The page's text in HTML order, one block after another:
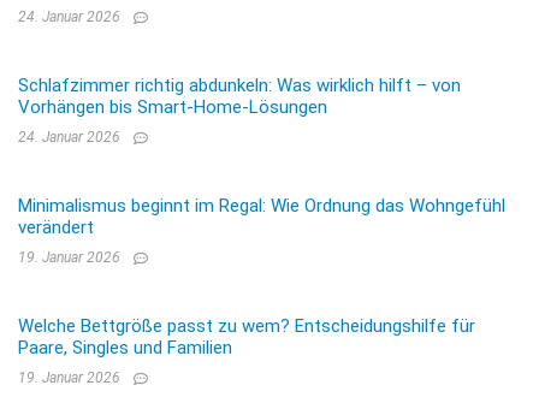
24. Januar 2026
Schlafzimmer richtig abdunkeln: Was wirklich hilft – von
Vorhängen bis Smart-Home-Lösungen
24. Januar 2026
Minimalismus beginnt im Regal: Wie Ordnung das Wohngefühl
verändert
19. Januar 2026
Welche Bettgröße passt zu wem? Entscheidungshilfe für
Paare, Singles und Familien
19. Januar 2026